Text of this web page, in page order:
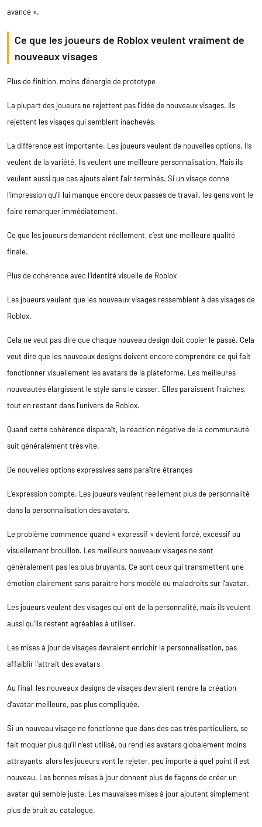
avancé ».
Ce que les joueurs de Roblox veulent vraiment de
nouveaux visages
Plus de finition, moins d’énergie de prototype
La plupart des joueurs ne rejettent pas l’idée de nouveaux visages. Ils
rejettent les visages qui semblent inachevés.
La différence est importante. Les joueurs veulent de nouvelles options. Ils
veulent de la variété. Ils veulent une meilleure personnalisation. Mais ils
veulent aussi que ces ajouts aient l’air terminés. Si un visage donne
l’impression qu’il lui manque encore deux passes de travail, les gens vont le
faire remarquer immédiatement.
Ce que les joueurs demandent réellement, c’est une meilleure qualité
finale.
Plus de cohérence avec l’identité visuelle de Roblox
Les joueurs veulent que les nouveaux visages ressemblent à des visages de
Roblox.
Cela ne veut pas dire que chaque nouveau design doit copier le passé. Cela
veut dire que les nouveaux designs doivent encore comprendre ce qui fait
fonctionner visuellement les avatars de la plateforme. Les meilleures
nouveautés élargissent le style sans le casser. Elles paraissent fraîches,
tout en restant dans l’univers de Roblox.
Quand cette cohérence disparaît, la réaction négative de la communauté
suit généralement très vite.
De nouvelles options expressives sans paraître étranges
L’expression compte. Les joueurs veulent réellement plus de personnalité
dans la personnalisation des avatars.
Le problème commence quand « expressif » devient forcé, excessif ou
visuellement brouillon. Les meilleurs nouveaux visages ne sont
généralement pas les plus bruyants. Ce sont ceux qui transmettent une
émotion clairement sans paraître hors modèle ou maladroits sur l’avatar.
Les joueurs veulent des visages qui ont de la personnalité, mais ils veulent
aussi qu’ils restent agréables à utiliser.
Les mises à jour de visages devraient enrichir la personnalisation, pas
affaiblir l’attrait des avatars
Au final, les nouveaux designs de visages devraient rendre la création
d’avatar meilleure, pas plus compliquée.
Si un nouveau visage ne fonctionne que dans des cas très particuliers, se
fait moquer plus qu’il n’est utilisé, ou rend les avatars globalement moins
attrayants, alors les joueurs vont le rejeter, peu importe à quel point il est
nouveau. Les bonnes mises à jour donnent plus de façons de créer un
avatar qui semble juste. Les mauvaises mises à jour ajoutent simplement
plus de bruit au catalogue.